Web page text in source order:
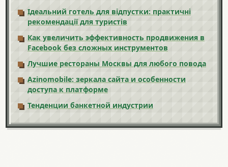
Ідеальний готель для відпустки: практичні
рекомендації для туристів
Как увеличить эффективность продвижения в
Facebook без сложных инструментов
Лучшие рестораны Москвы для любого повода
Azinomobile: зеркала сайта и особенности
доступа к платформе
Тенденции банкетной индустрии